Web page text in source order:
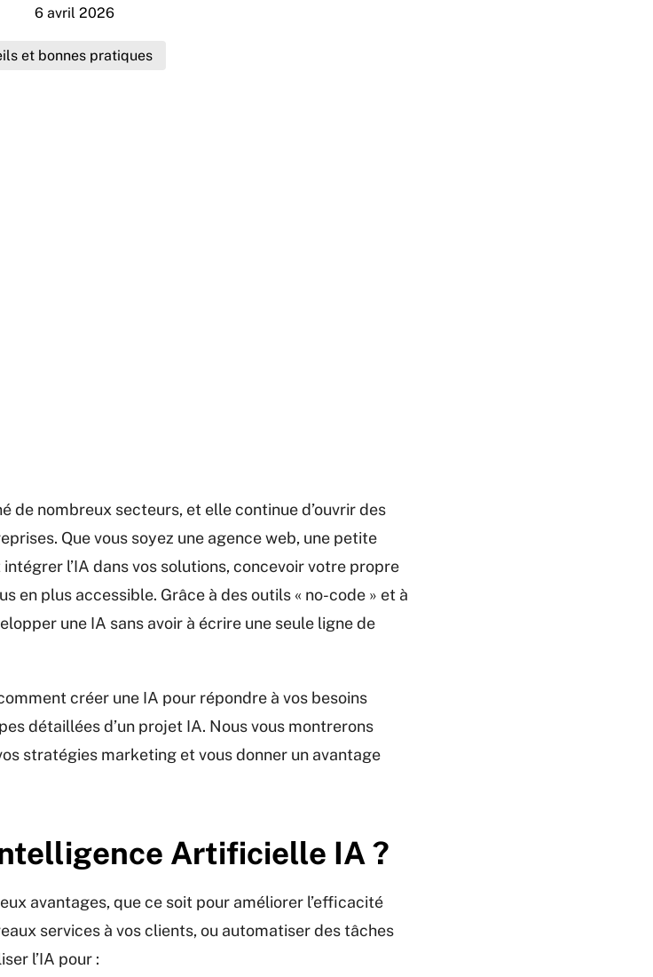
et bonnes pratiques
6 avril 2026
de nombreux secteurs, et elle continue d’ouvrir des
Que vous soyez une agence web, une petite
l’IA dans vos solutions, concevoir votre propre
en plus accessible. Grâce à des outils « no-code » et à
une IA sans avoir à écrire une seule ligne de
créer une IA pour répondre à vos besoins
détaillées d’un projet IA. Nous vous montrerons
stratégies marketing et vous donner un avantage
Artificielle IA ?
avantages, que ce soit pour améliorer l’efficacité
services à vos clients, ou automatiser des tâches
l’IA pour :